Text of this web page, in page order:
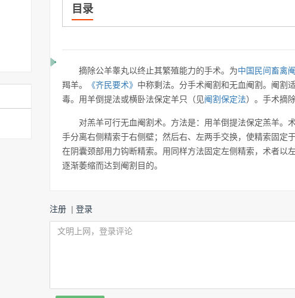
目录
摘除公羊睾丸以终止其繁殖能力的手术。为中国民间畜禽
羯羊。
《齐民要术》 中称剩法。分手术阉割和无血阉割。阉割
毒。用羊倒提法或横卧法保定羊只（见阉割保定法）。手术摘
对羔羊可行无血阉割术。方法是：用羊倒提法保定羔羊。
手分离右侧精索于右侧壁；然后右、左两手交换，使精索固定
在阴囊颈部用力钩断精索。用同样方法固定左侧精索，术者以
逐渐萎缩而达到阉割目的。
注册 | 登录